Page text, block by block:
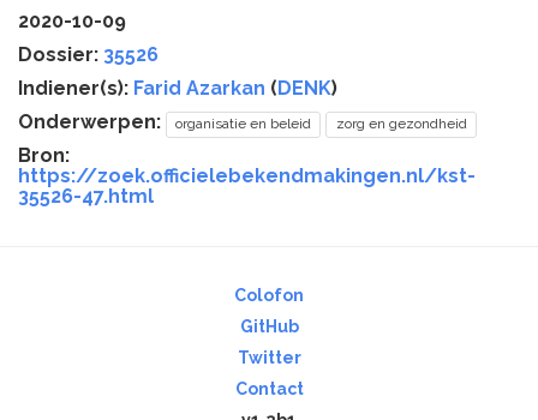
2020-10-09
Dossier: 35526
Indiener(s): Farid Azarkan (DENK)
Onderwerpen:
organisatie en beleid zorg en gezondheid
Bron:
https://zoek.officielebekendmakingen.nl/kst-
35526-47.html
Colofon
GitHub
Twitter
Contact